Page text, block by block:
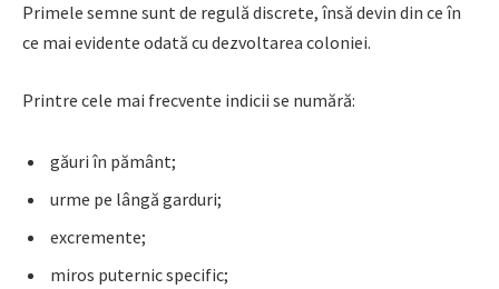
Primele semne sunt de regulă discrete, însă devin din ce în
ce mai evidente odată cu dezvoltarea coloniei.
Printre cele mai frecvente indicii se numără:
găuri în pământ;
urme pe lângă garduri;
excremente;
miros puternic specific;